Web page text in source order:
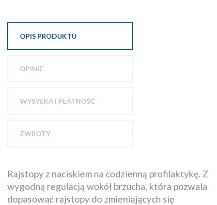
OPIS PRODUKTU
OPINIE
WYSYŁKA I PŁATNOŚĆ
ZWROTY
Rajstopy z naciskiem na codzienną profilaktykę. Z
wygodną regulacją wokół brzucha, która pozwala
dopasować rajstopy do zmieniających się